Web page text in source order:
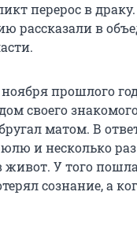
перерос в
рассказали в
прошлого
своего
матом. В
и несколько
У того пошла
сознание, а